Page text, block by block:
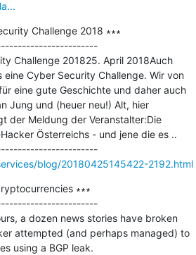
Challenge 2018 ∗∗∗
Challenge 201825. April 2018Auch
eine Cyber Security Challenge. Wir von
eine gute Geschichte und daher auch
Jung und (heuer neu!) Alt, hier
der Meldung der Veranstalter:Die
Österreichs - und jene die es ..
---------------------------------------------
blog/20180425145422-2192.html
∗∗∗
a dozen news stories have broken
attempted (and perhaps managed) to
using a BGP leak.